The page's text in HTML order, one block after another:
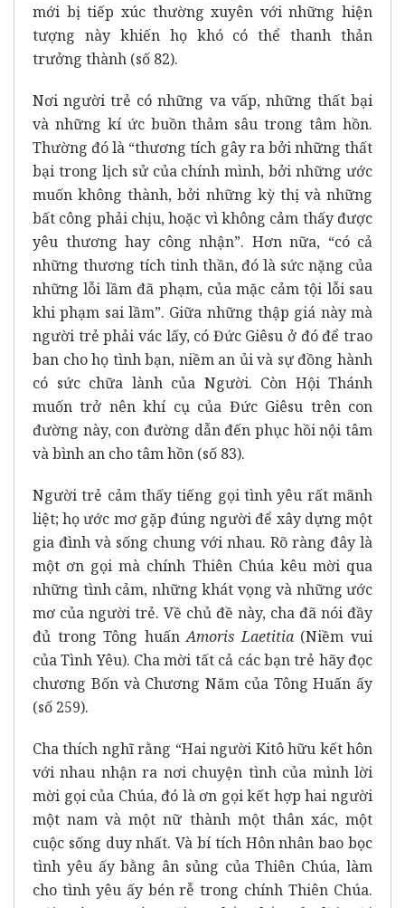
mới bị tiếp xúc thường xuyên với những hiện
tượng này khiến họ khó có thể thanh thản
trưởng thành (số 82).
Nơi người trẻ có những va vấp, những thất bại
và những kí ức buồn thảm sâu trong tâm hồn.
Thường đó là “thương tích gây ra bởi những thất
bại trong lịch sử của chính mình, bởi những ước
muốn không thành, bởi những kỳ thị và những
bất công phải chịu, hoặc vì không cảm thấy được
yêu thương hay công nhận”. Hơn nữa, “có cả
những thương tích tinh thần, đó là sức nặng của
những lỗi lầm đã phạm, của mặc cảm tội lỗi sau
khi phạm sai lầm”. Giữa những thập giá này mà
người trẻ phải vác lấy, có Đức Giêsu ở đó để trao
ban cho họ tình bạn, niềm an ủi và sự đồng hành
có sức chữa lành của Người. Còn Hội Thánh
muốn trở nên khí cụ của Đức Giêsu trên con
đường này, con đường dẫn đến phục hồi nội tâm
và bình an cho tâm hồn (số 83).
Người trẻ cảm thấy tiếng gọi tình yêu rất mãnh
liệt; họ ước mơ gặp đúng người để xây dựng một
gia đình và sống chung với nhau. Rõ ràng đây là
một ơn gọi mà chính Thiên Chúa kêu mời qua
những tình cảm, những khát vọng và những ước
mơ của người trẻ. Về chủ đề này, cha đã nói đầy
đủ trong Tông huấnAmoris Laetitia (Niềm vui
của Tình Yêu). Cha mời tất cả các bạn trẻ hãy đọc
chương Bốn và Chương Năm của Tông Huấn ấy
(số 259).
Cha thích nghĩ rằng “Hai người Kitô hữu kết hôn
với nhau nhận ra nơi chuyện tình của mình lời
mời gọi của Chúa, đó là ơn gọi kết hợp hai người
một nam và một nữ thành một thân xác, một
cuộc sống duy nhất. Và bí tích Hôn nhân bao bọc
tình yêu ấy bằng ân sủng của Thiên Chúa, làm
cho tình yêu ấy bén rễ trong chính Thiên Chúa.